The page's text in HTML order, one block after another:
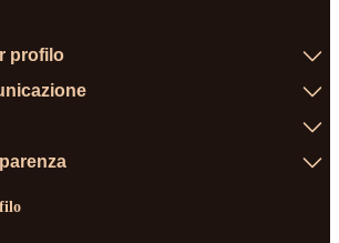
profilo